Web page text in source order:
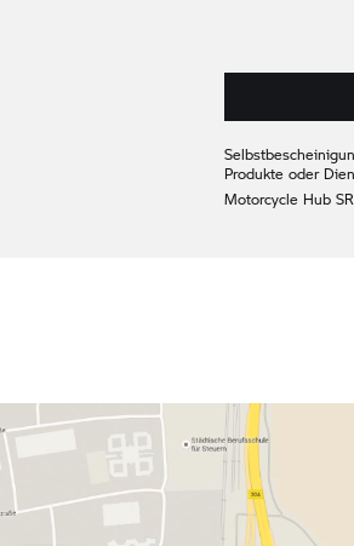
Produkte oder
Motorcycle Hub